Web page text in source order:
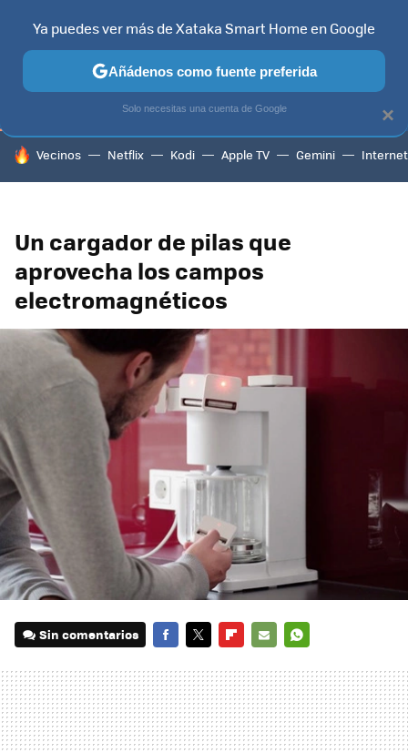
TELEVISORES CONTENIDOS SMART TV SELECCIÓN
HOY SE HABLA DE
Vecinos Netflix Kodi Apple TV Gemini Internet
Un cargador de pilas que
aprovecha los campos
electromagnéticos
Sin comentarios
MAIL
×
Ya puedes ver más de Xataka Smart Home en Google
Añádenos como fuente preferida
Solo necesitas una cuenta de Google